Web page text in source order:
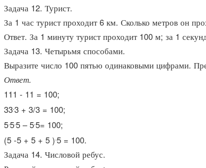
Задача 12. Турист.
За 1 час турист проходит 6 км. Сколько метров он
Ответ. За 1 минуту турист проходит 100 м; за 1
Задача 13. Четырьмя способами.
Выразите число 100 пятью одинаковыми цифрами.
Ответ.
111 - 11 = 100;
33.3 + 3/3 = 100;
5.5.5 – 5.5= 100;
(5 -5 + 5 + 5 ).5 = 100.
Задача 14. Числовой ребус.